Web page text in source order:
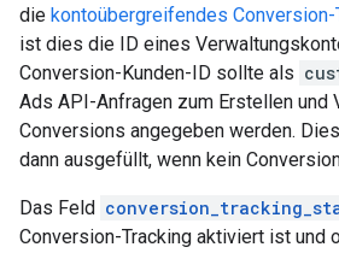
die kontoübergreifendes Conversion-
ist dies die ID eines
Conversion-Kunden-ID sollte als
Ads API-Anfragen zum Erstellen und
Conversions angegeben werden.
dann ausgefüllt, wenn kein
Das Feld
Conversion-Tracking aktiviert ist und